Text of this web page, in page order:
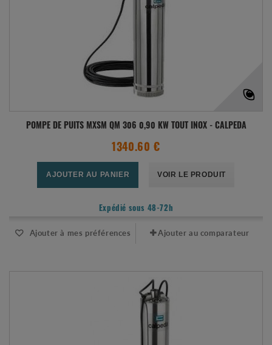
POMPE DE PUITS MXSM QM 306 0,90 KW TOUT INOX - CALPEDA
1340.60 €
AJOUTER AU PANIER VOIR LE PRODUIT
Expédié sous 48-72h
Ajouter à mes préférences Ajouter au comparateur